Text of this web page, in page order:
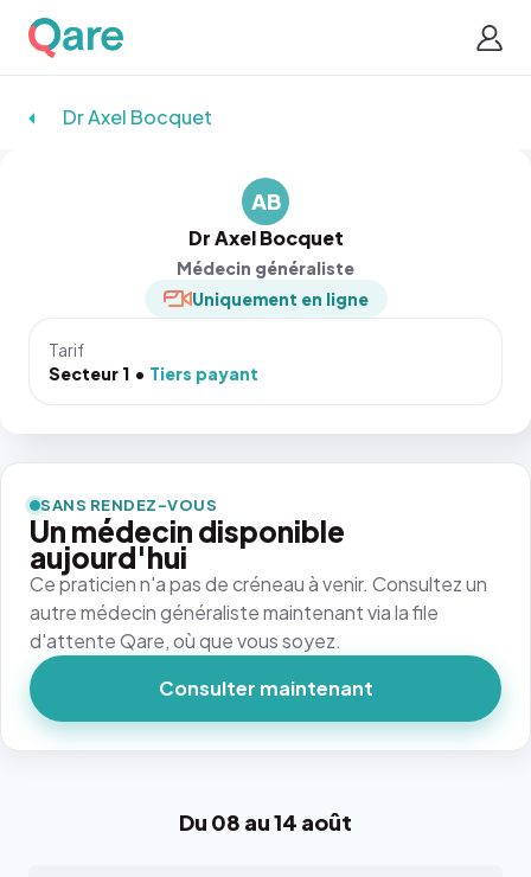
Dr Axel Bocquet
AB
Dr Axel Bocquet
Médecin généraliste
Uniquement en ligne
Tarif
Secteur 1
Tiers payant
Du 08 au 14 août
SANS RENDEZ-VOUS
Un médecin disponible
aujourd'hui
Ce praticien n'a pas de créneau à venir. Consultez un
autre médecin généraliste maintenant via la file
d'attente Qare, où que vous soyez.
Consulter maintenant